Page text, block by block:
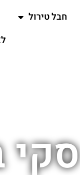
חבל טירול
סקי